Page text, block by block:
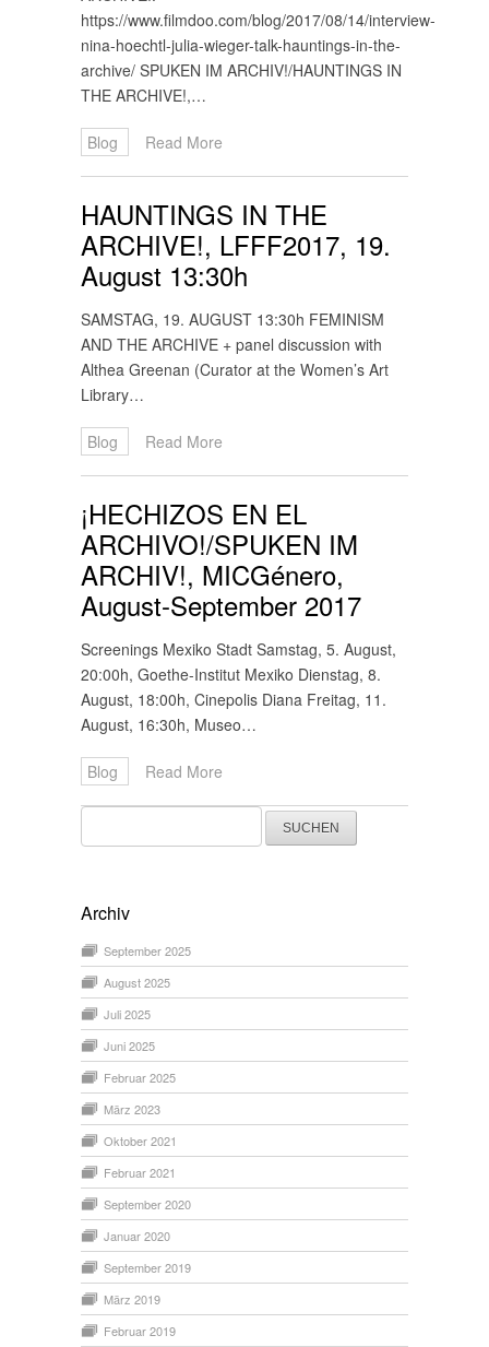
https://www.filmdoo.com/blog/2017/08/14/interview-
nina-hoechtl-julia-wieger-talk-hauntings-in-the-
archive/ SPUKEN IM ARCHIV!/HAUNTINGS IN
THE ARCHIVE!,…
Blog Read More
HAUNTINGS IN THE
ARCHIVE!, LFFF2017, 19.
August 13:30h
SAMSTAG, 19. AUGUST 13:30h FEMINISM
AND THE ARCHIVE + panel discussion with
Althea Greenan (Curator at the Women’s Art
Library…
Blog Read More
¡HECHIZOS EN EL
ARCHIVO!/SPUKEN IM
ARCHIV!, MICGénero,
August-September 2017
Screenings Mexiko Stadt Samstag, 5. August,
20:00h, Goethe-Institut Mexiko Dienstag, 8.
August, 18:00h, Cinepolis Diana Freitag, 11.
August, 16:30h, Museo…
Blog Read More
Suchen
nach:
Archiv
September 2025
August 2025
Juli 2025
Juni 2025
Februar 2025
März 2023
Oktober 2021
Februar 2021
September 2020
Januar 2020
September 2019
März 2019
Februar 2019